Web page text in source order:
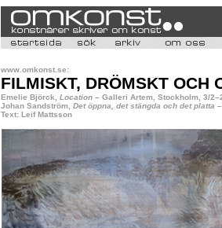
www.omkonst.se:
FILMISKT, DRÖMSKT OCH
Emelie Björck, Location– Galleri Artem, Stockholm, 3/
Johan Sandström, Det öppna, det stängda och det platta
Text: Leif Mattsson